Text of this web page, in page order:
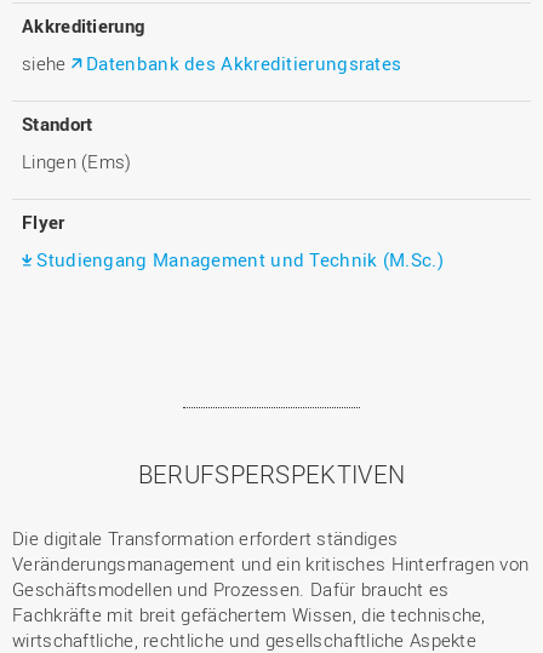
Akkreditierung
siehe
Datenbank des Akkreditierungsrates
Standort
Lingen (Ems)
Flyer
Studiengang Management und Technik (M.Sc.)
BERUFSPERSPEKTIVEN
Die digitale Transformation erfordert ständiges
Veränderungsmanagement und ein kritisches Hinterfragen von
Geschäftsmodellen und Prozessen. Dafür braucht es
Fachkräfte mit breit gefächertem Wissen, die technische,
wirtschaftliche, rechtliche und gesellschaftliche Aspekte